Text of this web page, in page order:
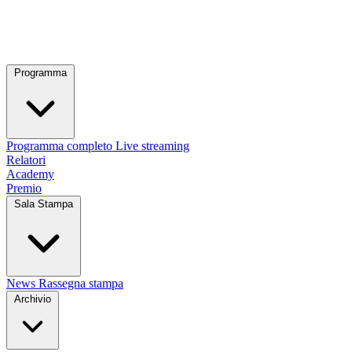
Programma
Programma completo Live streaming
Relatori
Academy
Premio
Sala Stampa
News Rassegna stampa
Archivio